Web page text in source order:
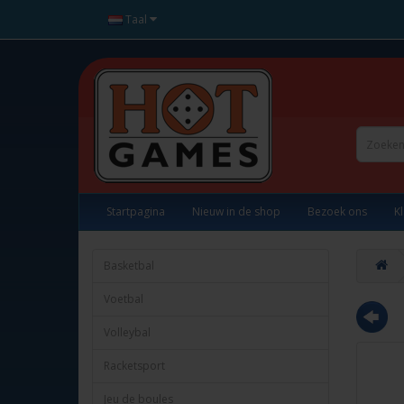
Taal
Startpagina Nieuw in de shop Bezoek ons
Basketbal
Voetbal
Volleybal
Racketsport
Jeu de boules